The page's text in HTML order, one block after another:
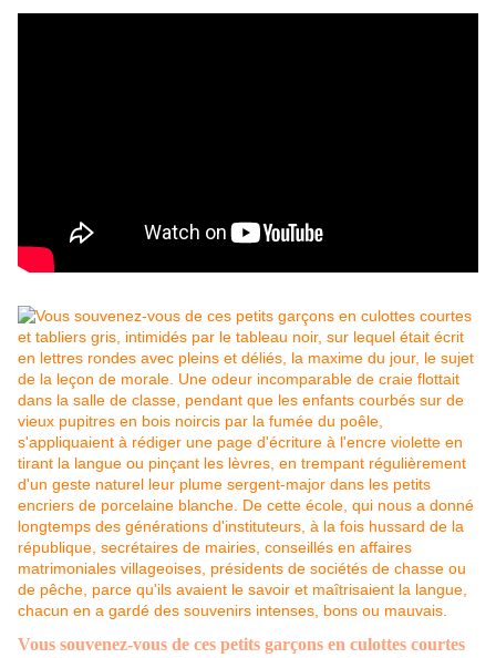
Vous souvenez-vous de ces petits garçons en culottes courtes